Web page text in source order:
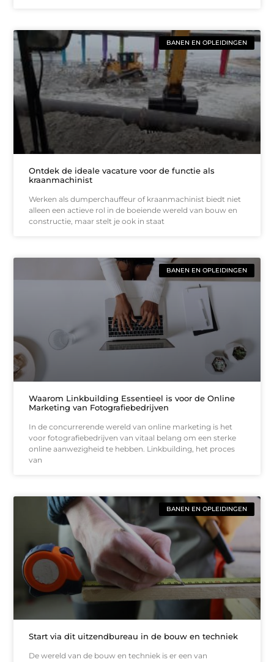
BANEN EN OPLEIDINGEN
Ontdek de ideale vacature voor de functie als
kraanmachinist
Werken als dumperchauffeur of kraanmachinist biedt niet
alleen een actieve rol in de boeiende wereld van bouw en
constructie, maar stelt je ook in staat
BANEN EN OPLEIDINGEN
Waarom Linkbuilding Essentieel is voor de Online
Marketing van Fotografiebedrijven
In de concurrerende wereld van online marketing is het
voor fotografiebedrijven van vitaal belang om een sterke
online aanwezigheid te hebben. Linkbuilding, het proces
van
BANEN EN OPLEIDINGEN
Start via dit uitzendbureau in de bouw en techniek
De wereld van de bouw en techniek is er een van